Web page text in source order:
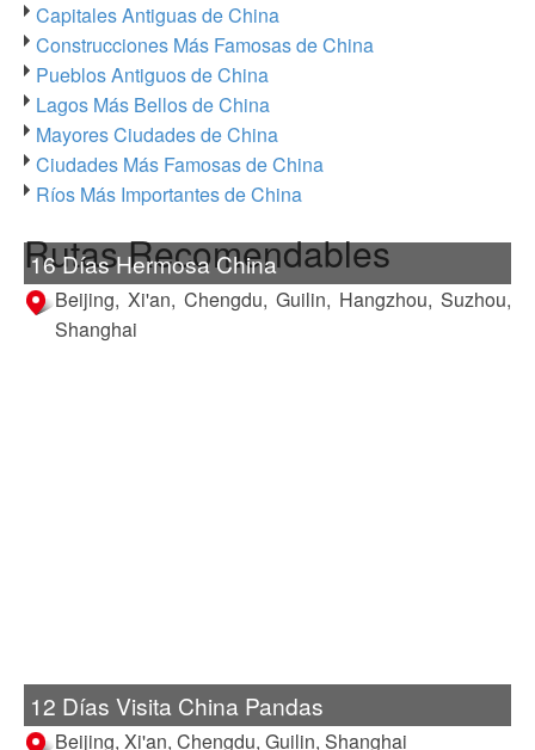
Capitales Antiguas de China
Construcciones Más Famosas de China
Pueblos Antiguos de China
Lagos Más Bellos de China
Mayores Ciudades de China
Ciudades Más Famosas de China
Ríos Más Importantes de China
Rutas Recomendables
16 Días Hermosa China
Beijing, Xi'an, Chengdu, Guilin, Hangzhou, Suzhou,
Shanghai
12 Días Visita China Pandas
Beijing, Xi'an, Chengdu, Guilin, Shanghai